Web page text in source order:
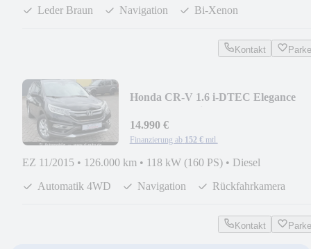
Leder Braun
Navigation Bi-Xenon
Kontakt
Honda CR-V 1.6 i-DTEC Elegance
14.990 €
Finanzierung ab 152 € mtl.
EZ 11/2015 • 126.000 km • 118 kW (160 PS) • Diesel
Automatik 4WD
Navigation Rückfahrkamera
Kontakt